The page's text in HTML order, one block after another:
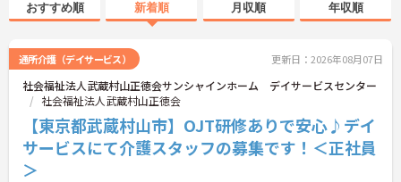
おすすめ順 新着順 月収順 年収順
通所介護（デイサービス） 更新日：2026年08月07日
社会福祉法人武蔵村山正徳会サンシャインホーム デイサービスセンター
社会福祉法人武蔵村山正徳会
【東京都武蔵村山市】OJT研修ありで安心♪デイ
サービスにて介護スタッフの募集です！＜正社員
＞